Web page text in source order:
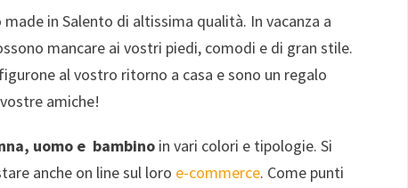
made in Salento di altissima qualità. In vacanza a
mancare ai vostri piedi, comodi e di gran stile.
al vostro ritorno a casa e sono un regalo
amiche!
uomo e bambino in vari colori e tipologie. Si
anche on line sul loro e-commerce. Come punti